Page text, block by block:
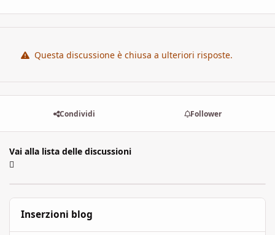
Questa discussione è chiusa a ulteriori risposte.
Condividi Follower
Vai alla lista delle discussioni
Inserzioni blog